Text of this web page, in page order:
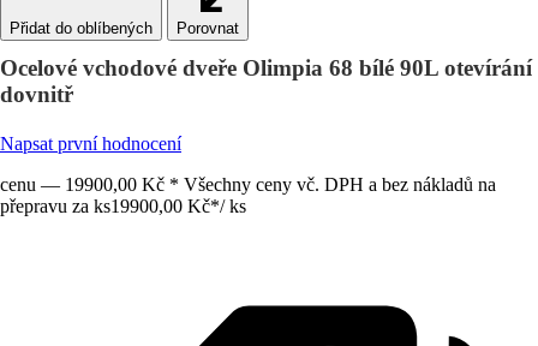
Porovnat
Ocelové vchodové dveře Olimpia 68 bílé 90L otevírání
dovnitř
Napsat první hodnocení
cenu — 19900,00 Kč * Všechny ceny vč. DPH a bez nákladů na
přepravu za ks19900,00 Kč*/ ks